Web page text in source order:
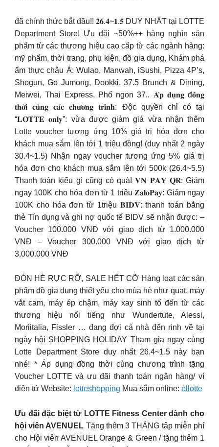
đã chính thức bắt đầu!! 𝟐𝟔.𝟒~𝟏.𝟓 DUY NHẤT tại LOTTE
Department Store! Ưu đãi ~50%++ hàng nghìn sản
phẩm từ các thương hiệu cao cấp từ các ngành hàng:
mỹ phẩm, thời trang, phụ kiện, đồ gia dụng, Khám phá
ẩm thực châu Á: Wulao, Manwah, iSushi, Pizza 4P’s,
Shogun, Go Jumong, Dookki, 37.5 Brunch & Dining,
Meiwei, Thai Express, Phố ngon 37.. 𝐀́𝐩 𝐝𝐮̣𝐧𝐠 đ𝐨̂̀𝐧𝐠
𝐭𝐡𝐨̛̀𝐢 𝐜𝐮̀𝐧𝐠 𝐜𝐚́𝐜 𝐜𝐡𝐮̛𝐨̛𝐧𝐠 𝐭𝐫𝐢̀𝐧𝐡: Độc quyền chỉ có tại
“𝐋𝐎𝐓𝐓𝐄 𝐨𝐧𝐥𝐲”: vừa được giảm giá vừa nhận thêm
Lotte voucher tương ứng 10% giá trị hóa đơn cho
khách mua sắm lên tới 1 triệu đồng! (duy nhất 2 ngày
30.4~1.5) Nhận ngay voucher tương ứng 5% giá trị
hóa đơn cho khách mua sắm lên tới 500k (26.4~5.5)
Thanh toán kiểu gì cũng có quà! 𝐕𝐍 𝐏𝐀𝐘 𝐐𝐑: Giảm
ngay 100K cho hóa đơn từ 1 triệu 𝐙𝐚𝐥𝐨𝐏𝐚𝐲: Giảm ngay
100K cho hóa đơn từ 1triệu 𝐁𝐈𝐃𝐕: thanh toán bằng
thẻ Tín dụng và ghi nợ quốc tế BIDV sẽ nhận được: –
Voucher 100.000 VNĐ với giao dịch từ 1.000.000
VNĐ – Voucher 300.000 VNĐ với giao dịch từ
3.000.000 VNĐ
ĐÓN HÈ RỰC RỠ, SALE HẾT CỠ Hàng loạt các sản
phẩm đồ gia dụng thiết yếu cho mùa hè như quạt, máy
vắt cam, máy ép chậm, máy xay sinh tố đến từ các
thương hiệu nổi tiếng như Wundertute, Alessi,
Moriitalia, Fissler … đang đợi cả nhà đến rinh về tại
ngày hội SHOPPING HOLIDAY Tham gia ngay cùng
Lotte Department Store duy nhất 26.4~1.5 này bạn
nhé! * Áp dụng đồng thời cùng chương trình tặng
Voucher LOTTE và ưu đãi thanh toán ngân hàng/ ví
điện tử Website: lotteshopping Mua sắm online: ellotte
Ưu đãi đặc biệt từ LOTTE Fitness Center dành cho
hội viên AVENUEL Tặng thêm 3 THÁNG tập miễn phí
cho Hội viên AVENUEL Orange & Green / tặng thêm 1